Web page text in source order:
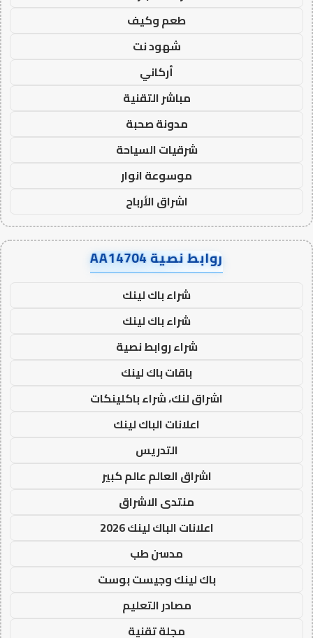
طعم وكيف
شهود نت
أركاني
مباشر التقنية
مدونة صحبة
شرقيات السياحة
موسوعة انوار
اشراق الأرباح
روابط نصية AA14704
شراء باك لينك
شراء باك لينك
شراء روابط نصية
باقات باك لينك
اشراق لنك، شراء باكلينكات
اعلانات الباك لينك
التدريس
اشراق العالم عالم كبير
منتدى الاشراق
اعلانات الباك لينك 2026
مدسن طب
باك لينك وجيست بوست
مصادر التعليم
مجلة تقنية